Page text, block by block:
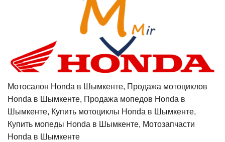
Мотосалон Honda в Шымкенте, Продажа мотоциклов
Honda в Шымкенте, Продажа мопедов Honda в
Шымкенте, Купить мотоциклы Honda в Шымкенте,
Купить мопеды Honda в Шымкенте, Мотозапчасти
Honda в Шымкенте